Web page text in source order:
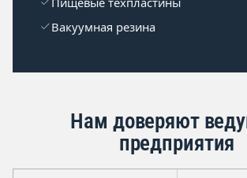
Вакуумная резина
Нам доверяют
предприятия